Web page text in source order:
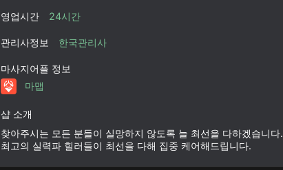
영업시간 24시간
관리사정보 한국관리사
마사지어플 정보
마맵
샵 소개
찾아주시는 모든 분들이 실망하지 않도록 늘 최선을 다하겠습니다.
최고의 실력파 힐러들이 최선을 다해 집중 케어해드립니다.